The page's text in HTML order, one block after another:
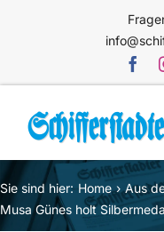
Home
Themen
Sie sind hier: Home
Aus
Musa Günes holt